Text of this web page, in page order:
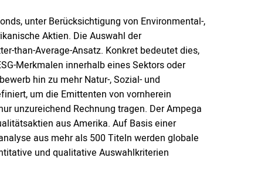
unter Berücksichtigung von Environmental-,
Aktien. Die Auswahl der
than-Average-Ansatz. Konkret bedeutet dies,
Merkmalen innerhalb eines Sektors oder
hin zu mehr Natur-, Sozial- und
um die Emittenten von vornherein
unzureichend Rechnung tragen. Der Ampega
aus Amerika. Auf Basis einer
aus mehr als 500 Titeln werden globale
und qualitative Auswahlkriterien